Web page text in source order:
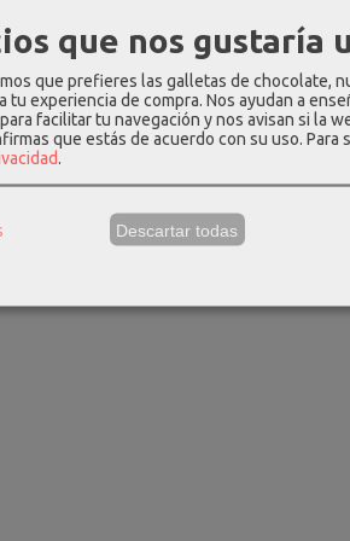
4 ruedas
€185,00 €
Riñonera Eastpak
bag black...
30,00 €30,00
que nos gustaría
que prefieres las galletas de chocolate,
tu experiencia de compra. Nos ayudan a
facilitar tu navegación y nos avisan si la
que estás de acuerdo con su uso. Para
.
Descartar todas